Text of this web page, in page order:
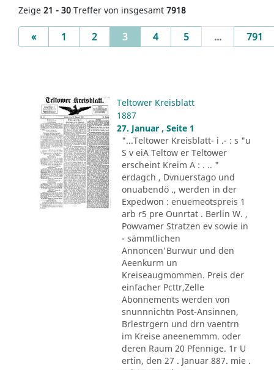
Zeige 21 - 30 Treffer von insgesamt 7918
«Previous
1 2 3(current)
4 5 ... 791
Teltower Kreisblatt
1887
27. Januar , Seite 1
"...Teltower Kreisblatt- i .- : s "u
S v eiA Teltow er Teltower
erscheint Kreim A : . .. "
erdagch , Dvnuerstago und
onuabendö ., werden in der
Expedwon : enuemeotspreis 1
arb r5 pre Ounrtat . Berlin W. ,
Powvamer Stratzen ev sowie in
- sämmtlichen
Annoncen'Burwur und den
Aeenkurm un
Kreiseaugmommen. Preis der
einfacher Pcttr,Zelle
Abonnements werden von
snunnnichtn Post-Ansinnen,
Brlestrgern und drn vaentrn
im Kreise aneenemmm. oder
deren Raum 20 Pfennige. 1r U
ertin, den 27 . Januar 887. mie .